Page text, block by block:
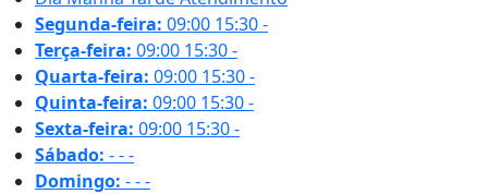
Segunda-feira: 09:00 15:30-
Terça-feira: 09:00 15:30-
Quarta-feira: 09:00 15:30-
Quinta-feira: 09:00 15:30-
Sexta-feira: 09:00 15:30-
Sábado: ---
Domingo: ---